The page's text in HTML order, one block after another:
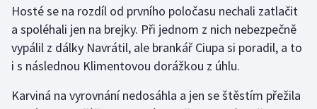
Hosté se na rozdíl od prvního poločasu nechali zatlačit
a spoléhali jen na brejky. Při jednom z nich nebezpečně
vypálil z dálky Navrátil, ale brankář Ciupa si poradil, a to
i s následnou Klimentovou dorážkou z úhlu.
Karviná na vyrovnání nedosáhla a jen se štěstím přežila